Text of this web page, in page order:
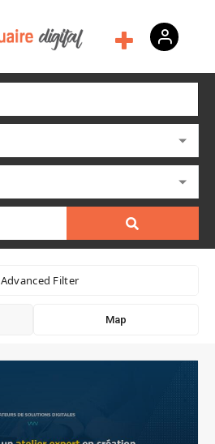
Advanced Filter
Map